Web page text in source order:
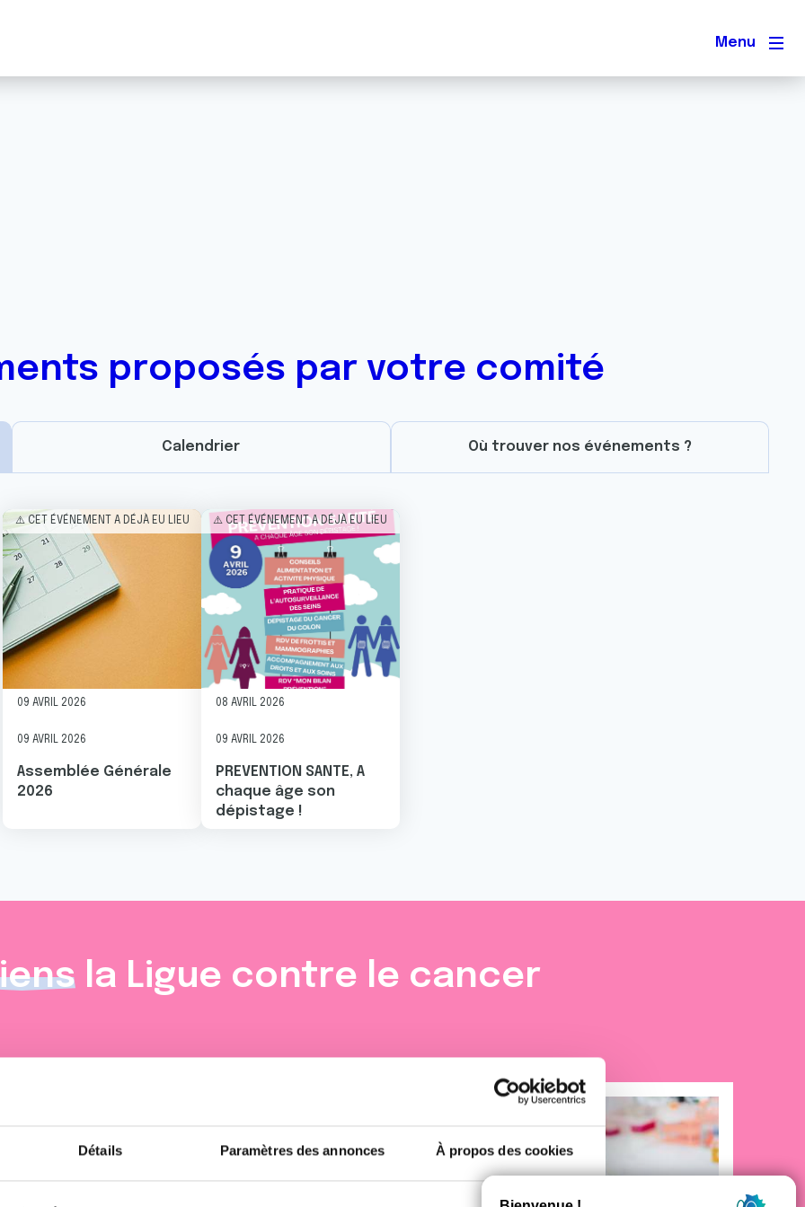
Détails Paramètres des annonces À propos des cookies
Menu
proposés par votre comité
Calendrier Où trouver nos événements ?
Image
09 AVRIL 2026
09 AVRIL 2026
⚠️ CET ÉVÉNEMENT A DÉJÀ EU LIEU
Assemblée Générale
2026
Image
08 AVRIL 2026
09 AVRIL 2026
⚠️ CET ÉVÉNEMENT A DÉJÀ EU LIEU
PREVENTION SANTE, A
chaque âge son
dépistage !
la Ligue contre le cancer